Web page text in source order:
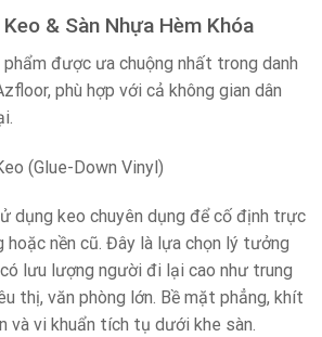
& Sàn Nhựa Hèm Khóa
được ưa chuộng nhất trong danh
phù hợp với cả không gian dân
(Glue-Down Vinyl)
dụng keo chuyên dụng để cố định trực
hoặc nền cũ. Đây là lựa chọn lý tưởng
lưu lượng người đi lại cao như trung
thị, văn phòng lớn. Bề mặt phẳng, khít
và vi khuẩn tích tụ dưới khe sàn.